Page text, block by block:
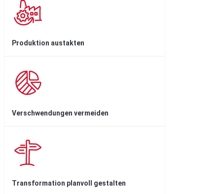
Produktion austakten
Verschwendungen vermeiden
Transformation planvoll gestalten